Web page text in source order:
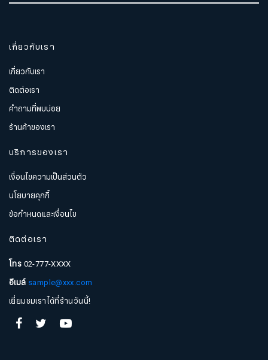
เกี่ยวกับเรา
เกี่ยวกับเรา
ติดต่อเรา
คำถามที่พบบ่อย
ร้านค้าของเรา
บริการของเรา
เงื่อนไขความเป็นส่วนตัว
นโยบายคุกกี้
ข้อกำหนดและเงื่อนไข
ติดต่อเรา
โทร 02-777-XXXX
อีเมล์ sample@xxx.com
เยี่ยมชมเราได้ที่ร้านวันนี้!
สมัครรับจดหมายข่าว
ชื่อ